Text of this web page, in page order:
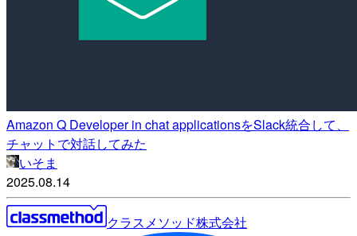
Amazon Q Developer in chat applicationsをSlack統合して、
チャットで対話してみた
いそま
2025.08.14
クラスメソッド株式会社